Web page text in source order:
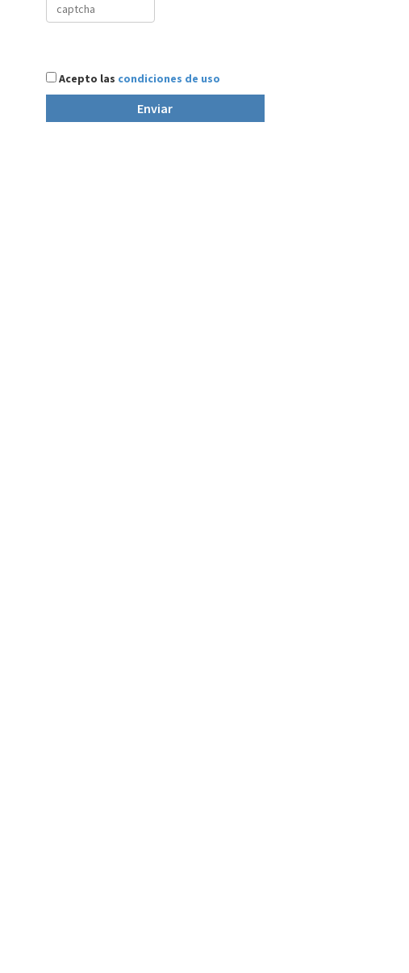
Acepto las condiciones de uso
Enviar